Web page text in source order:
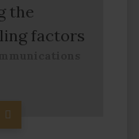
the
factors